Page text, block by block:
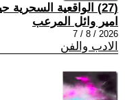
(27) الواقعية السحرية حين نحللها رياضيا
امير وائل المرعب
2026 / 8 / 7
الادب والفن